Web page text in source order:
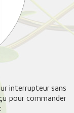
interrupteur sans
pour commander